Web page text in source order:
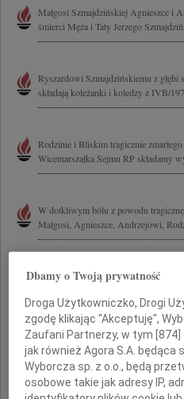
Małgosi Szmajdzińskiej Agnieszce i
śmierci Męża i Taty Jerzego
Ryszardowi Szmajdzińskiemu z głębi
składają koleżanki i koledzy z IVB/
Rodzinie i Bliskim tragicznie
Wicemarszałka Sejmu RP składamy
W dotkliwym bólu z powodu
Małgosi, Agnieszce, Andrzejowi,
Głęboko poruszony śmiercią Jerzego
Rodzinie i Bliskim tragicznie
Przyjaciela i wielkiego miłośnika
Dbamy o Twoją prywatność
Droga Użytkowniczko, Drogi
zgodę klikając "Akceptuję",
Zaufani Partnerzy, w tym [874
jak również Agora S.A. będąca
Wyborcza sp. z o.o., będą
osobowe takie jak adresy IP,